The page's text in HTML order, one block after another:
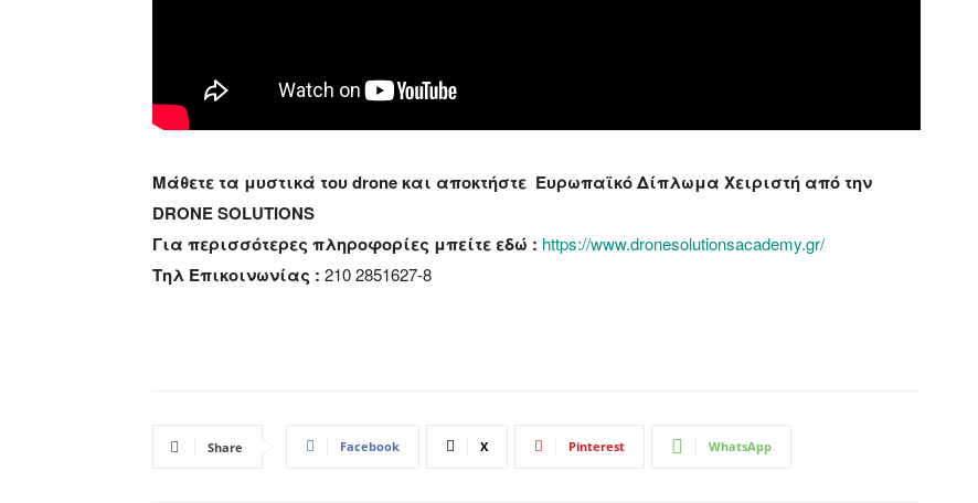
Μάθετε τα μυστικά του drone και αποκτήστε Ευρωπαϊκό Δίπλωμα Χειριστή από την
DRONE SOLUTIONS
Για περισσότερες πληροφορίες μπείτε εδώ : https://www.dronesolutionsacademy.gr/
Τηλ Επικοινωνίας : 210 2851627-8
Share Facebook X Pinterest WhatsApp